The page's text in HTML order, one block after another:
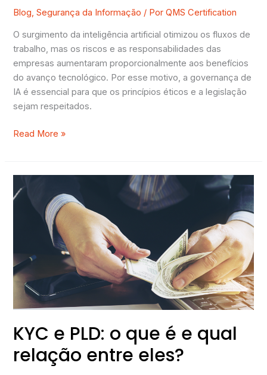
Blog,Segurança da Informação / PorQMS Certification
O surgimento da inteligência artificial otimizou os fluxos de
trabalho, mas os riscos e as responsabilidades das
empresas aumentaram proporcionalmente aos benefícios
do avanço tecnológico. Por esse motivo, a governança de
IA é essencial para que os princípios éticos e a legislação
sejam respeitados.
Read More »
KYC e PLD: o que é e qual
relação entre eles?
e
é
e
qual
relação
entre